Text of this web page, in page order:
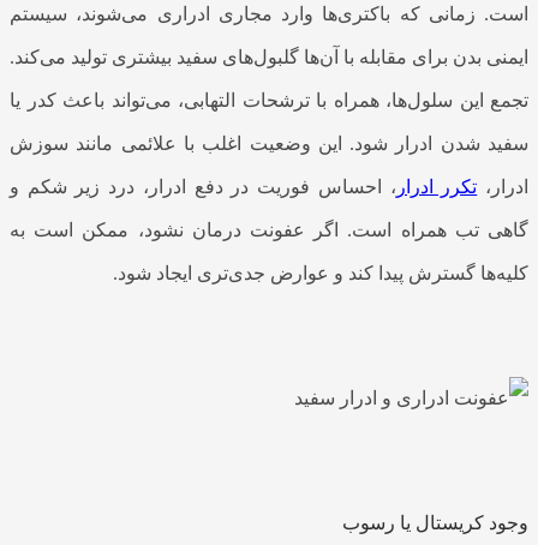
است. زمانی که باکتری‌ها وارد مجاری ادراری می‌شوند، سیستم
ایمنی بدن برای مقابله با آن‌ها گلبول‌های سفید بیشتری تولید می‌کند.
تجمع این سلول‌ها، همراه با ترشحات التهابی، می‌تواند باعث کدر یا
سفید شدن ادرار شود. این وضعیت اغلب با علائمی مانند سوزش
ادرار، تکرر ادرار ، احساس فوریت در دفع ادرار، درد زیر شکم و
گاهی تب همراه است. اگر عفونت درمان نشود، ممکن است به
کلیه‌ها گسترش پیدا کند و عوارض جدی‌تری ایجاد شود.
وجود کریستال یا رسوب